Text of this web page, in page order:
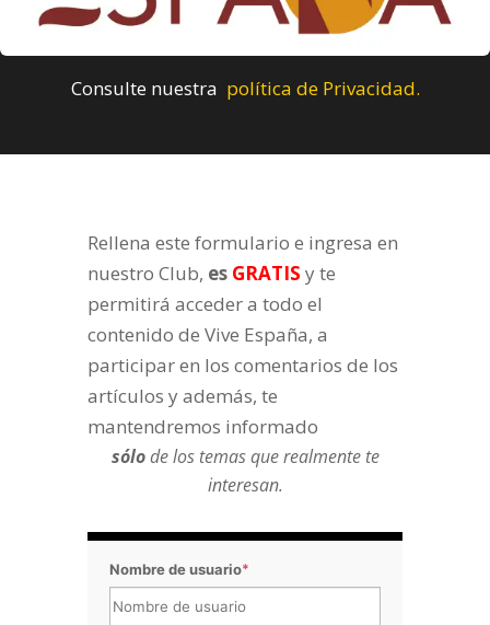
Consulte nuestra política de Privacidad.
Rellena este formulario e ingresa en
nuestro Club, es GRATIS y te
permitirá acceder a todo el
contenido de Vive España, a
participar en los comentarios de los
artículos y además, te
mantendremos informado
sólode los temas que realmente te
interesan.
Nombre de usuario*